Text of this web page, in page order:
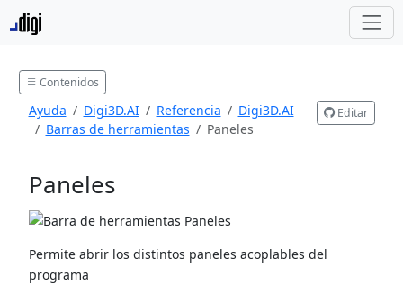
Contenidos
Ayuda Digi3D.AI Referencia
Digi3D.AI
Barras de herramientas
Paneles
Editar
Paneles
Permite abrir los distintos paneles acoplables del
programa